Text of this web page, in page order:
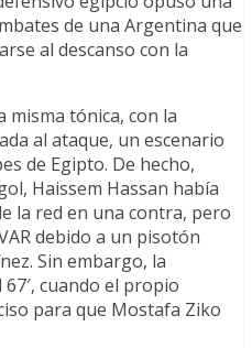
de una Argentina que
al descanso con la
misma tónica, con la
al ataque, un escenario
de Egipto. De hecho,
Haissem Hassan había
la red en una contra, pero
debido a un pisotón
Sin embargo, la
cuando el propio
para que Mostafa Ziko